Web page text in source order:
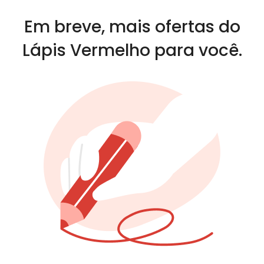
Em breve, mais ofertas do
Lápis Vermelho para você.